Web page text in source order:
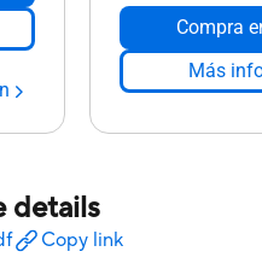
Compra
Más
details
Copy link